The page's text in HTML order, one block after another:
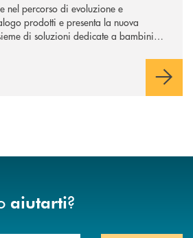
nel percorso di evoluzione e
prodotti e presenta la nuova
di soluzioni dedicate a bambini e
consapevole con il denaro, sempre
aiutarti?